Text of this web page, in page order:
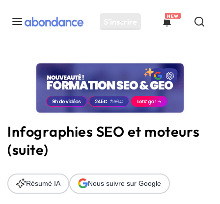
S'inscrire
NEW
Toutes les actus
Actus SEO
Plateforme
Solutions
Ressources
Audit SEO
Infographies SEO et moteurs
(suite)
Résumé IA Nous suivre sur Google